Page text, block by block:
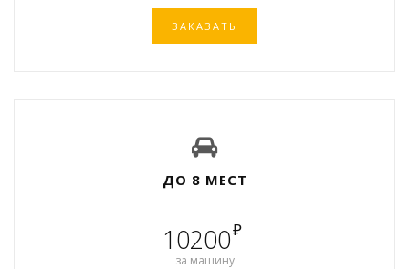
ЗАКАЗАТЬ
ДО 8 МЕСТ
10200₽
за машину